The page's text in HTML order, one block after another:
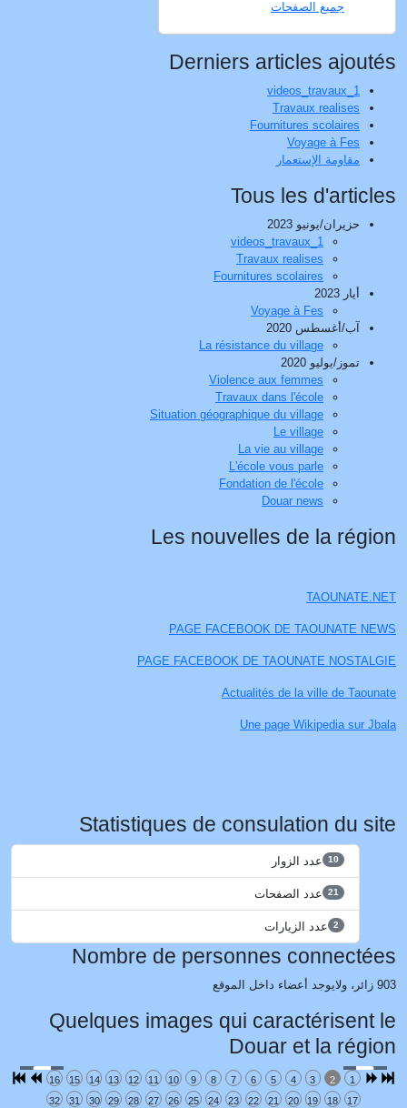
Derniers articles ajoutés
videos_travaux_1
Travaux realises
Fournitures scolaires
Voyage à Fes
مقاومة الإستعمار
Tous les d'articles
حزيران/يونيو 2023
videos_travaux_1
Travaux realises
Fournitures scolaires
أيار 2023
Voyage à Fes
آب/أغسطس 2020
La résistance du village
تموز/يوليو 2020
Violence aux femmes
Travaux dans l'école
Situation géographique du village
Le village
La vie au village
L'école vous parle
Fondation de l'école
Douar news
Les nouvelles de la région
TAOUNATE.NET
PAGE FACEBOOK DE TAOUNATE NEWS
PAGE FACEBOOK DE TAOUNATE NOSTALGIE
Actualités de la ville de Taounate
Une page Wikipedia sur Jbala
Statistiques de consulation du site
عدد الزوار 10
عدد الصفحات 21
عدد الزيارات 2
Nombre de personnes connectées
903 زائر، ولايوجد أعضاء داخل الموقع
جميع الصفحات
Quelques images qui caractérisent le
Douar et la région
1
2
3
4
5
6
7
8
9
10
11
12
13
14
15
16
17
18
19
20
21
22
23
24
25
26
27
28
29
30
31
32